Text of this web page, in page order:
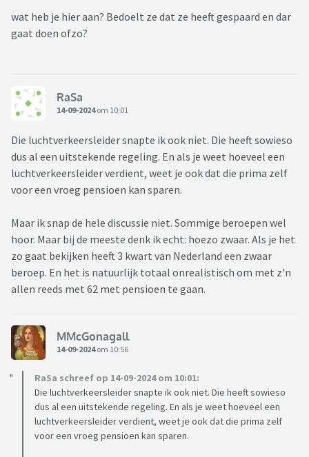
wat heb je hier aan? Bedoelt ze dat ze heeft gespaard en dar
gaat doen ofzo?
RaSa
14-09-2024om 10:01
Die luchtverkeersleider snapte ik ook niet. Die heeft sowieso
dus al een uitstekende regeling. En als je weet hoeveel een
luchtverkeersleider verdient, weet je ook dat die prima zelf
voor een vroeg pensioen kan sparen.
Maar ik snap de hele discussie niet. Sommige beroepen wel
hoor. Maar bij de meeste denk ik echt: hoezo zwaar. Als je het
zo gaat bekijken heeft 3 kwart van Nederland een zwaar
beroep. En het is natuurlijk totaal onrealistisch om met z'n
allen reeds met 62 met pensioen te gaan.
MMcGonagall
14-09-2024om 10:56
RaSa schreef op 14-09-2024 om 10:01:
Die luchtverkeersleider snapte ik ook niet. Die heeft sowieso
dus al een uitstekende regeling. En als je weet hoeveel een
luchtverkeersleider verdient, weet je ook dat die prima zelf
voor een vroeg pensioen kan sparen.